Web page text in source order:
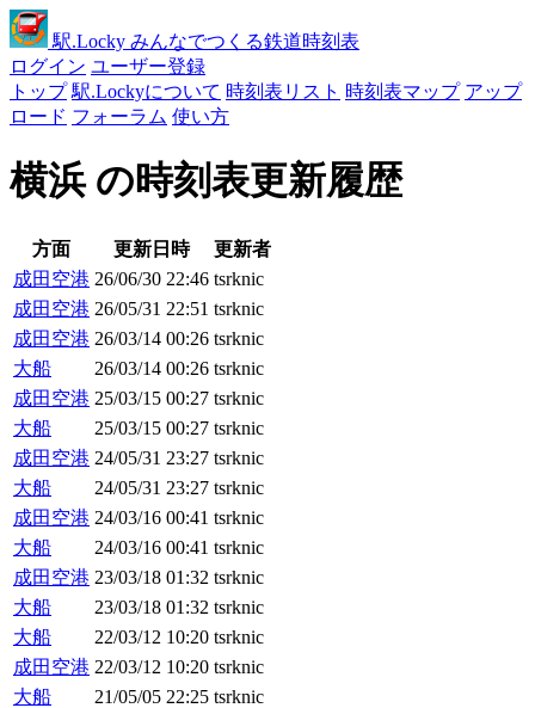
駅.Locky みんなでつくる鉄道時刻表
ログイン ユーザー登録
トップ 駅.Lockyについて 時刻表リスト 時刻表マップ アップ
ロード フォーラム 使い方
横浜 の時刻表更新履歴
方面 更新日時
更新者
成田空港 26/06/30 22:46 tsrknic
成田空港 26/05/31 22:51 tsrknic
成田空港 26/03/14 00:26 tsrknic
大船
26/03/14 00:26 tsrknic
成田空港 25/03/15 00:27 tsrknic
大船
25/03/15 00:27 tsrknic
成田空港 24/05/31 23:27 tsrknic
大船
24/05/31 23:27 tsrknic
成田空港 24/03/16 00:41 tsrknic
大船
24/03/16 00:41 tsrknic
成田空港 23/03/18 01:32 tsrknic
大船
23/03/18 01:32 tsrknic
大船
22/03/12 10:20 tsrknic
成田空港 22/03/12 10:20 tsrknic
大船
21/05/05 22:25 tsrknic